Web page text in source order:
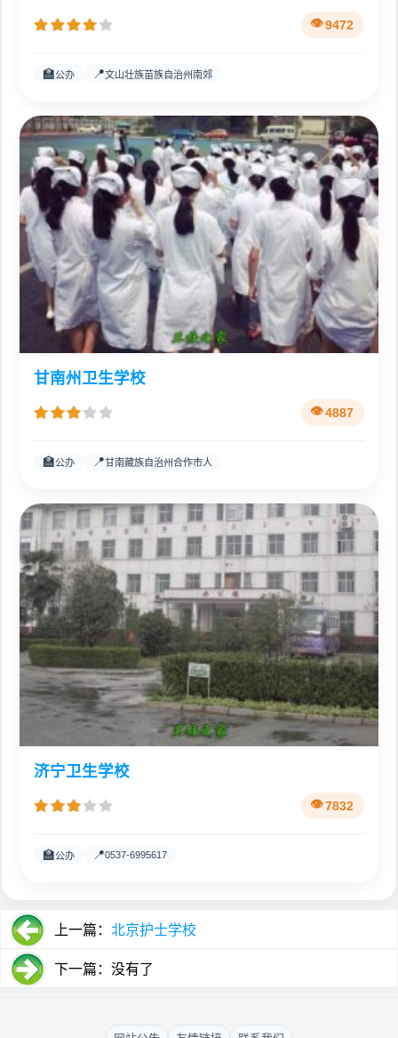
9472
🏫公办 📍文山壮族苗族自治州南郊
甘南州卫生学校
4887
🏫公办 📍甘南藏族自治州合作市人
济宁卫生学校
7832
🏫公办 📍0537-6995617
上一篇： 北京护士学校
下一篇：没有了